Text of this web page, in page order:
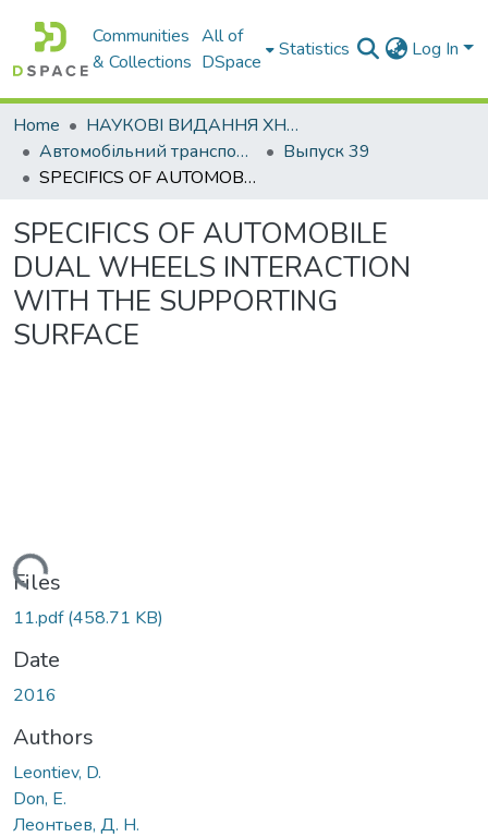
Communities
& Collections
All of
DSpace
Statistics Log In
Home
НАУКОВІ ВИДАННЯ ХНАДУ
Автомобільний транспорт / Автомобильный транспорт
Выпуск 39
SPECIFICS OF AUTOMOBILE DUAL WHEELS INTERACTION WITH THE SUPPORTING SURFACE
SPECIFICS OF AUTOMOBILE
DUAL WHEELS INTERACTION
WITH THE SUPPORTING
SURFACE
Files
11.pdf(458.71 KB)
Date
2016
Authors
Leontiev, D.
Don, E.
Леонтьев, Д. Н.